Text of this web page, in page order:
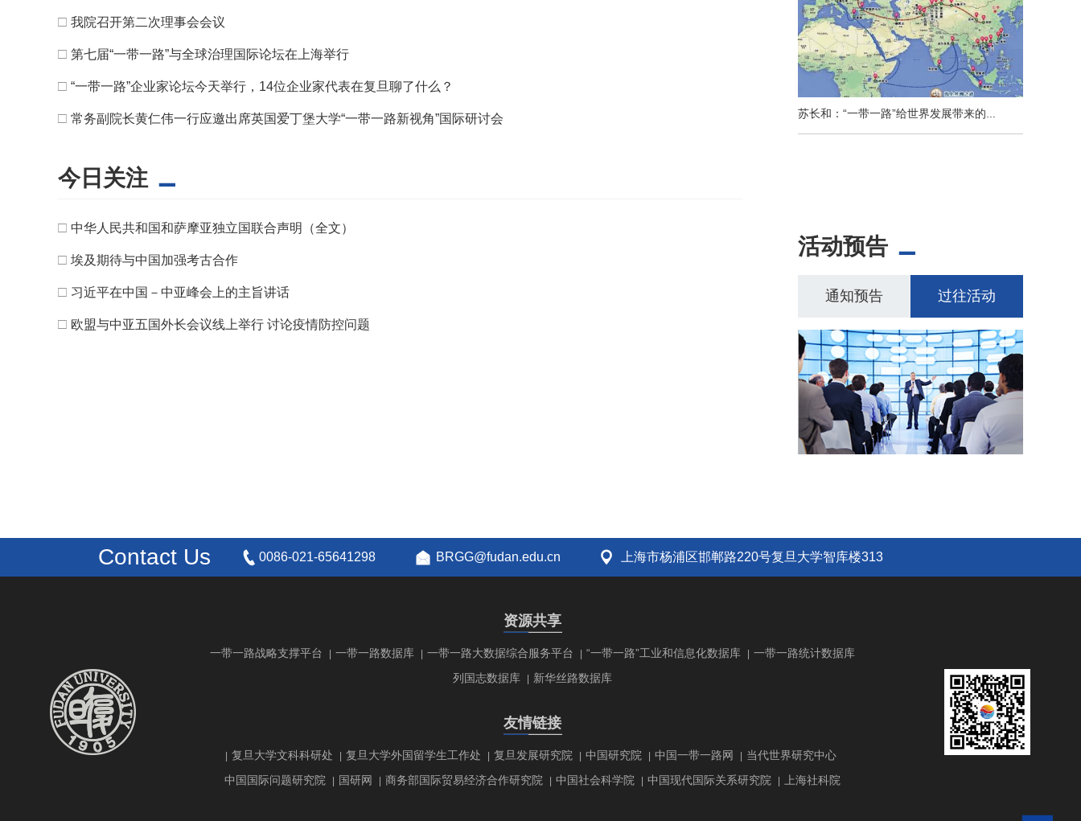
□ 我院召开第二次理事会会议
□ 第七届“一带一路”与全球治理国际论坛在上海举行
□ “一带一路”企业家论坛今天举行，14位企业家代表在复旦聊了什么？
□ 常务副院长黄仁伟一行应邀出席英国爱丁堡大学“一带一路新视角”国际研讨会
今日关注
□ 中华人民共和国和萨摩亚独立国联合声明（全文）
□ 埃及期待与中国加强考古合作
□ 习近平在中国－中亚峰会上的主旨讲话
□ 欧盟与中亚五国外长会议线上举行 讨论疫情防控问题
苏长和：“一带一路”给世界发展带来的...
活动预告
通知预告 过往活动
Contact Us 0086-021-65641298 BRGG@fudan.edu.cn 上海市杨浦区邯郸路220号复旦大学智库楼313
资源共享
一带一路战略支撑平台 一带一路数据库 一带一路大数据综合服务平台 “一带一路”工业和信息化数据库
一带一路统计数据库
列国志数据库
新华丝路数据库
友情链接
复旦大学文科科研处 复旦大学外国留学生工作处 复旦发展研究院 中国研究院 中国一带一路网
当代世界研究中心
中国国际问题研究院
国研网 商务部国际贸易经济合作研究院 中国社会科学院 中国现代国际关系研究院 上海社科院